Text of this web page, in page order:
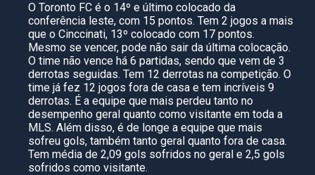
O Toronto FC é o 14º e último colocado da
conferência leste, com 15 pontos. Tem 2 jogos a mais
que o Cinccinati, 13º colocado com 17 pontos.
Mesmo se vencer, pode não sair da última colocação.
O time não vence há 6 partidas, sendo que vem de 3
derrotas seguidas. Tem 12 derrotas na competição. O
time já fez 12 jogos fora de casa e tem incríveis 9
derrotas. É a equipe que mais perdeu tanto no
desempenho geral quanto como visitante em toda a
MLS. Além disso, é de longe a equipe que mais
sofreu gols, também tanto geral quanto fora de casa.
Tem média de 2,09 gols sofridos no geral e 2,5 gols
sofridos como visitante.